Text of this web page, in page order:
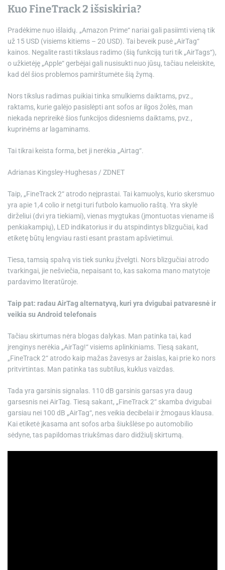
Kuo FineTrack 2 išsiskiria?
Pradėkime nuo išlaidų. „Amazon Prime“ nariai gali pasiimti vieną tik
už 15 USD (visiems kitiems – 20 USD). Tai beveik pusė „AirTag“
kainos. Negalite rasti tikslaus radimo (šią funkciją turi tik „AirTags“),
o užkietėję „Apple“ gerbėjai gali nusisukti nuo jūsų, tačiau neleiskite,
kad dėl šios problemos pamirštumėte šią žymą.
Nors tikslus radimas puikiai tinka smulkiems daiktams, pvz.,
raktams, kurie galėjo pasislėpti ant sofos ar ilgos žolės, man
niekada neprireikė šios funkcijos didesniems daiktams, pvz.,
kuprinėms ar lagaminams.
Tai tikrai keista forma, bet ji nerėkia „Airtag“.
Adrianas Kingsley-Hughesas / ZDNET
Taip, „FineTrack 2“ atrodo neįprastai. Tai kamuolys, kurio skersmuo
yra apie 1,4 colio ir netgi turi futbolo kamuolio raštą. Yra skylė
dirželiui (dvi yra tiekiami), vienas mygtukas (įmontuotas viename iš
penkiakampių), LED indikatorius ir du atspindintys blizgučiai, kad
etiketę būtų lengviau rasti esant prastam apšvietimui.
Tiesa, tamsią spalvą vis tiek sunku įžvelgti. Nors blizgučiai atrodo
tvarkingai, jie nešviečia, nepaisant to, kas sakoma mano matytoje
pardavimo literatūroje.
Taip pat: radau AirTag alternatyvą, kuri yra dvigubai patvaresnė ir
veikia su Android telefonais
Tačiau skirtumas nėra blogas dalykas. Man patinka tai, kad
įrenginys nerėkia „AirTag!“ visiems aplinkiniams. Tiesą sakant,
„FineTrack 2“ atrodo kaip mažas žavesys ar žaislas, kai prie ko nors
pritvirtintas. Man patinka tas subtilus, kuklus vaizdas.
Tada yra garsinis signalas. 110 dB garsinis garsas yra daug
garsesnis nei AirTag. Tiesą sakant, „FineTrack 2“ skamba dvigubai
garsiau nei 100 dB „AirTag“, nes veikia decibelai ir žmogaus klausa.
Kai etiketė įkasama ant sofos arba šiukšlėse po automobilio
sėdyne, tas papildomas triukšmas daro didžiulį skirtumą.